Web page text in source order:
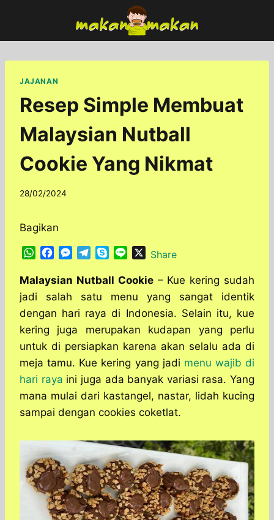
content
JAJANAN
Resep Simple Membuat
Malaysian Nutball
Cookie Yang Nikmat
By
28/02/2024
Bagikan
W
a
t
A
p
p
c
e
o
o
k
M
n
g
e
l
e
r
a
m
y
p
n
e
XShare
Malaysian Nutball Cookie– Kue kering sudah
jadi salah satu menu yang sangat identik
dengan hari raya di Indonesia. Selain itu, kue
kering juga merupakan kudapan yang perlu
untuk di persiapkan karena akan selalu ada di
meja tamu. Kue kering yang jadi menu wajib di
hari raya ini juga ada banyak variasi rasa. Yang
mana mulai dari kastangel, nastar, lidah kucing
sampai dengan cookies coketlat.